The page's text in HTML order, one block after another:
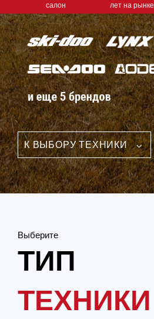
салон лет на рынке
К ВЫБОРУ ТЕХНИКИ
Выберите
ТИП
ТЕХНИКИ